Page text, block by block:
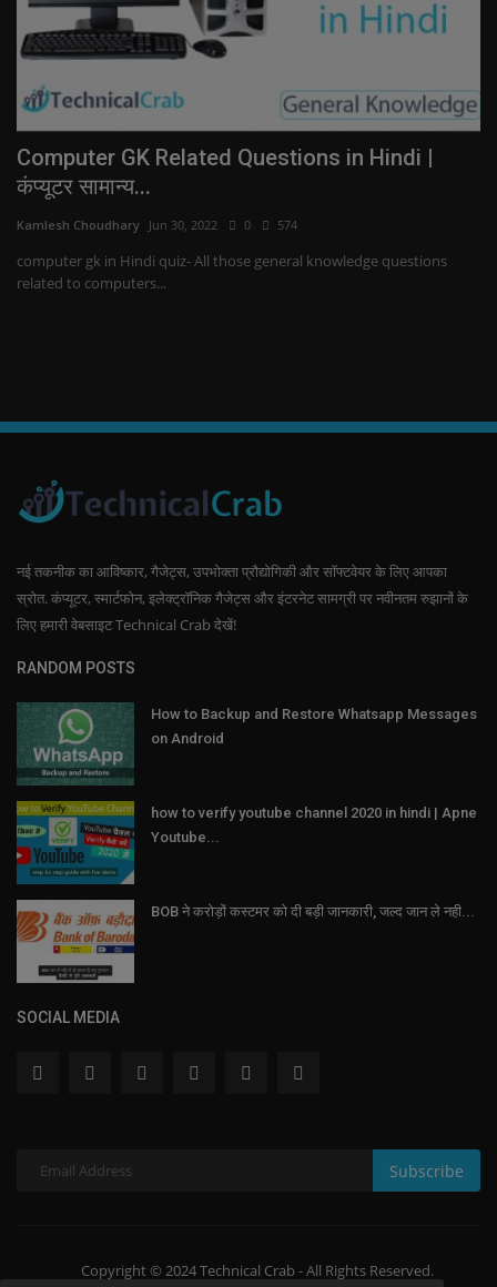
Computer GK Related Questions in Hindi |
कंप्यूटर सामान्य...
Kamlesh Choudhary Jun 30, 2022 0 574
computer gk in Hindi quiz- All those general knowledge questions
related to computers...
नई तकनीक का आविष्कार, गैजेट्स, उपभोक्ता प्रौद्योगिकी और सॉफ्टवेयर के लिए आपका
स्रोत. कंप्यूटर, स्मार्टफोन, इलेक्ट्रॉनिक गैजेट्स और इंटरनेट सामग्री पर नवीनतम रुझानों के
लिए हमारी वेबसाइट Technical Crab देखें!
RANDOM POSTS
How to Backup and Restore Whatsapp Messages
on Android
how to verify youtube channel 2020 in hindi | Apne
Youtube...
BOB ने करोड़ों कस्टमर को दी बड़ी जानकारी, जल्द जान ले नही...
SOCIAL MEDIA
Subscribe
Copyright © 2024 Technical Crab - All Rights Reserved.